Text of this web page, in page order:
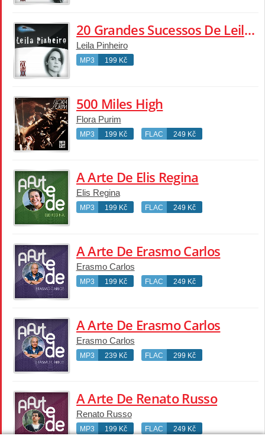
20 Grandes Sucessos De Leila Pinheiro
Leila Pinheiro
MP3 199 Kč
500 Miles High
Flora Purim
MP3 199 Kč FLAC 249 Kč
A Arte De Elis Regina
Elis Regina
MP3 199 Kč FLAC 249 Kč
A Arte De Erasmo Carlos
Erasmo Carlos
MP3 199 Kč FLAC 249 Kč
A Arte De Erasmo Carlos
Erasmo Carlos
MP3 239 Kč FLAC 299 Kč
A Arte De Renato Russo
Renato Russo
MP3 199 Kč FLAC 249 Kč